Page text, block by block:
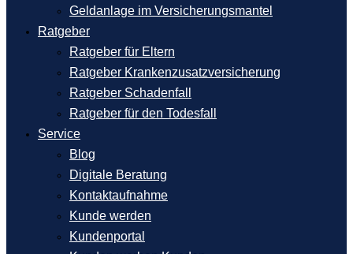
Geldanlage im Versicherungsmantel
Ratgeber
Ratgeber für Eltern
Ratgeber Krankenzusatzversicherung
Ratgeber Schadenfall
Ratgeber für den Todesfall
Service
Blog
Digitale Beratung
Kontaktaufnahme
Kunde werden
Kundenportal